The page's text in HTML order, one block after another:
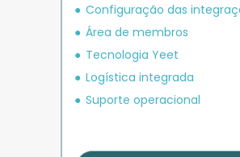
Configuração das
Área de membros
Tecnologia Yeet
Logística integrada
Suporte operacional